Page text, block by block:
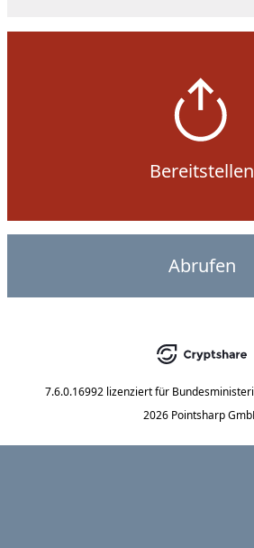
Bereitstellen
Abrufen
7.6.0.16992 lizenziert für
2026 Pointsharp